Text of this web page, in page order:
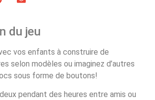
du jeu
vos enfants à construire de
selon modèles ou imaginez d’autres
sous forme de boutons!
pendant des heures entre amis ou